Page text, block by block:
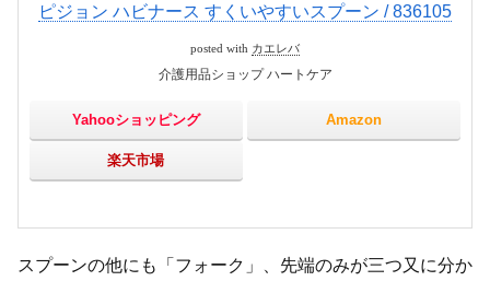
ピジョン ハビナース すくいやすいスプーン / 836105
posted with カエレバ
介護用品ショップ ハートケア
Yahooショッピング Amazon
楽天市場
スプーンの他にも「フォーク」、先端のみが三つ又に分か